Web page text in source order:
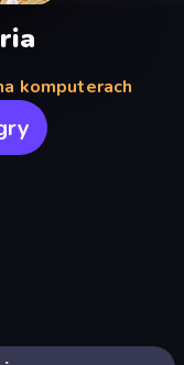
komputerach